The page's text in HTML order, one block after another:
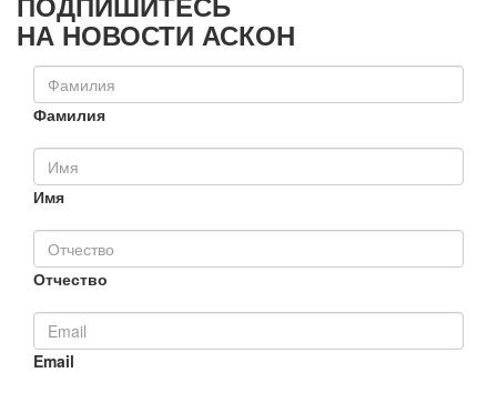
НА НОВОСТИ АСКОН
Фамилия
Имя
Отчество
Email